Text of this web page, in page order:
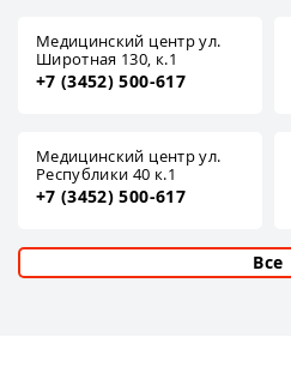
Медицинский центр ул.
Широтная 130, к.1
+7 (3452) 500-617
Медицинский центр ул.
Республики 40 к.1
+7 (3452) 500-617
Все